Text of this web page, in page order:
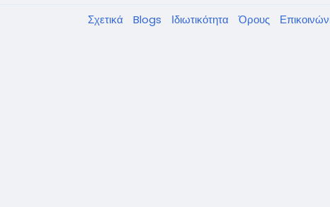
Σχετικά Blogs Ιδιωτικότητα Όρους